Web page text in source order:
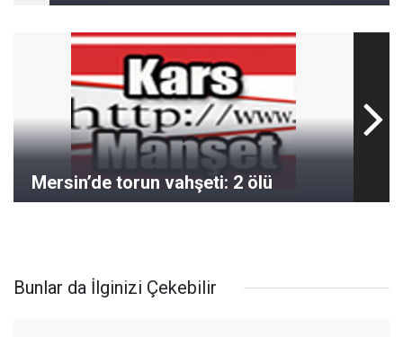
Mersin’de torun vahşeti: 2 ölü
Bunlar da İlginizi Çekebilir